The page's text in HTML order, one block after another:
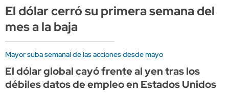
El dólar cerró su primera semana del
mes a la baja
Mayor suba semanal de las acciones desde mayo
El dólar global cayó frente al yen tras los
débiles datos de empleo en Estados Unidos